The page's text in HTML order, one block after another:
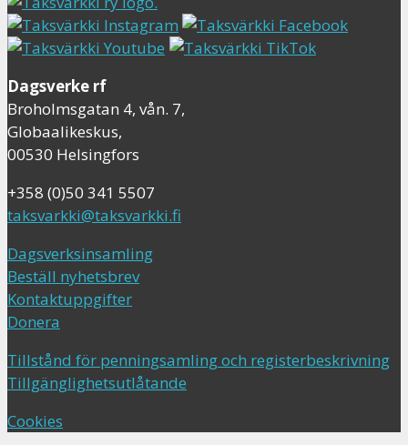
Dagsverke rf
Broholmsgatan 4, vån. 7,
Globaalikeskus,
00530 Helsingfors
+358 (0)50 341 5507
taksvarkki@taksvarkki.fi
Dagsverksinsamling
Beställ nyhetsbrev
Kontaktuppgifter
Donera
Tillstånd för penningsamling och registerbeskrivning
Tillgänglighetsutlåtande
Cookies